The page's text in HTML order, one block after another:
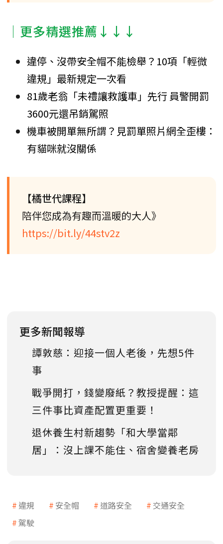
│更多精選推薦↓↓↓
違停、沒帶安全帽不能檢舉？10項「輕微
違規」最新規定一次看
81歲老翁「未禮讓救護車」先行 員警開罰
3600元還吊銷駕照
機車被開單無所謂？見罰單照片網全歪樓：
有貓咪就沒關係
【橘世代課程】
陪伴您成為有趣而溫暖的大人》
https://bit.ly/44stv2z
更多新聞報導
譚敦慈：迎接一個人老後，先想5件
事
戰爭開打，錢變廢紙？教授提醒：這
三件事比資產配置更重要！
退休養生村新趨勢「和大學當鄰
居」：沒上課不能住、宿舍變養老房
違規 安全帽 道路安全
交通安全
駕駛